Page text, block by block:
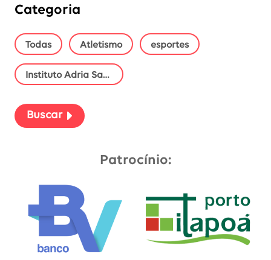
Categoria
Todasas categorias
Atletismo esportes
Instituto Adria Santos
Buscar
Patrocínio: